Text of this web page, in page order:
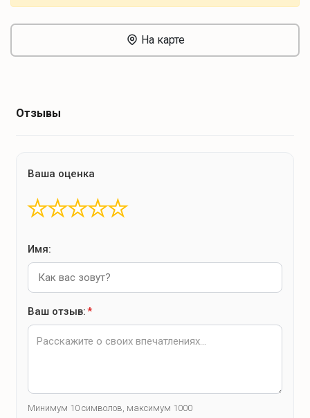
На карте
Отзывы
Ваша оценка
★
★
★
★
★
Имя:
Ваш отзыв:*
Минимум 10 символов, максимум 1000